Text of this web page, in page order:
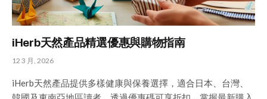
iHerb天然產品精選優惠與購物指南
12 3 月, 2026
iHerb天然產品提供多樣健康與保養選擇，適合日本、台灣、